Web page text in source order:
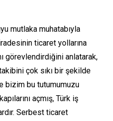
mutlaka muhatabıyla
ticaret yollarına
görevlendirdiğini anlatarak,
çok sıkı bir şekilde
bizim bu tutumumuzu
açmış, Türk iş
Serbest ticaret